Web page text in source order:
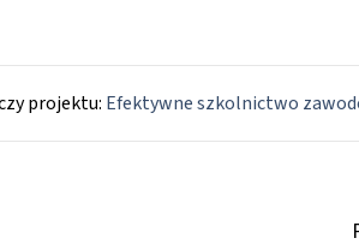
projektu: Efektywne szkolnictwo